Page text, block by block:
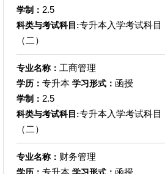
学制： 2.5
科类与考试科目:专升本入学考试科
（二）
专业名称： 工商管理
学历： 专升本 学习形式： 函授
学制： 2.5
科类与考试科目:专升本入学考试科
（二）
专业名称： 财务管理
专升本 函授